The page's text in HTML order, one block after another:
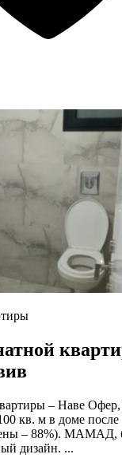
– Наве
кв. м в доме
– 88%). МАМАД,
дизайн. ...